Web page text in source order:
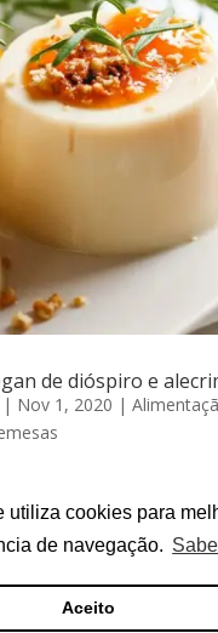
utiliza cookies para
de navegação.
Aceito
de dióspiro e
| Nov 1, 2020 |
01, 2020 Hoje, dia
se o Dia Mundial do
crescente. 🙂 Tudo isto
saúde, como também...